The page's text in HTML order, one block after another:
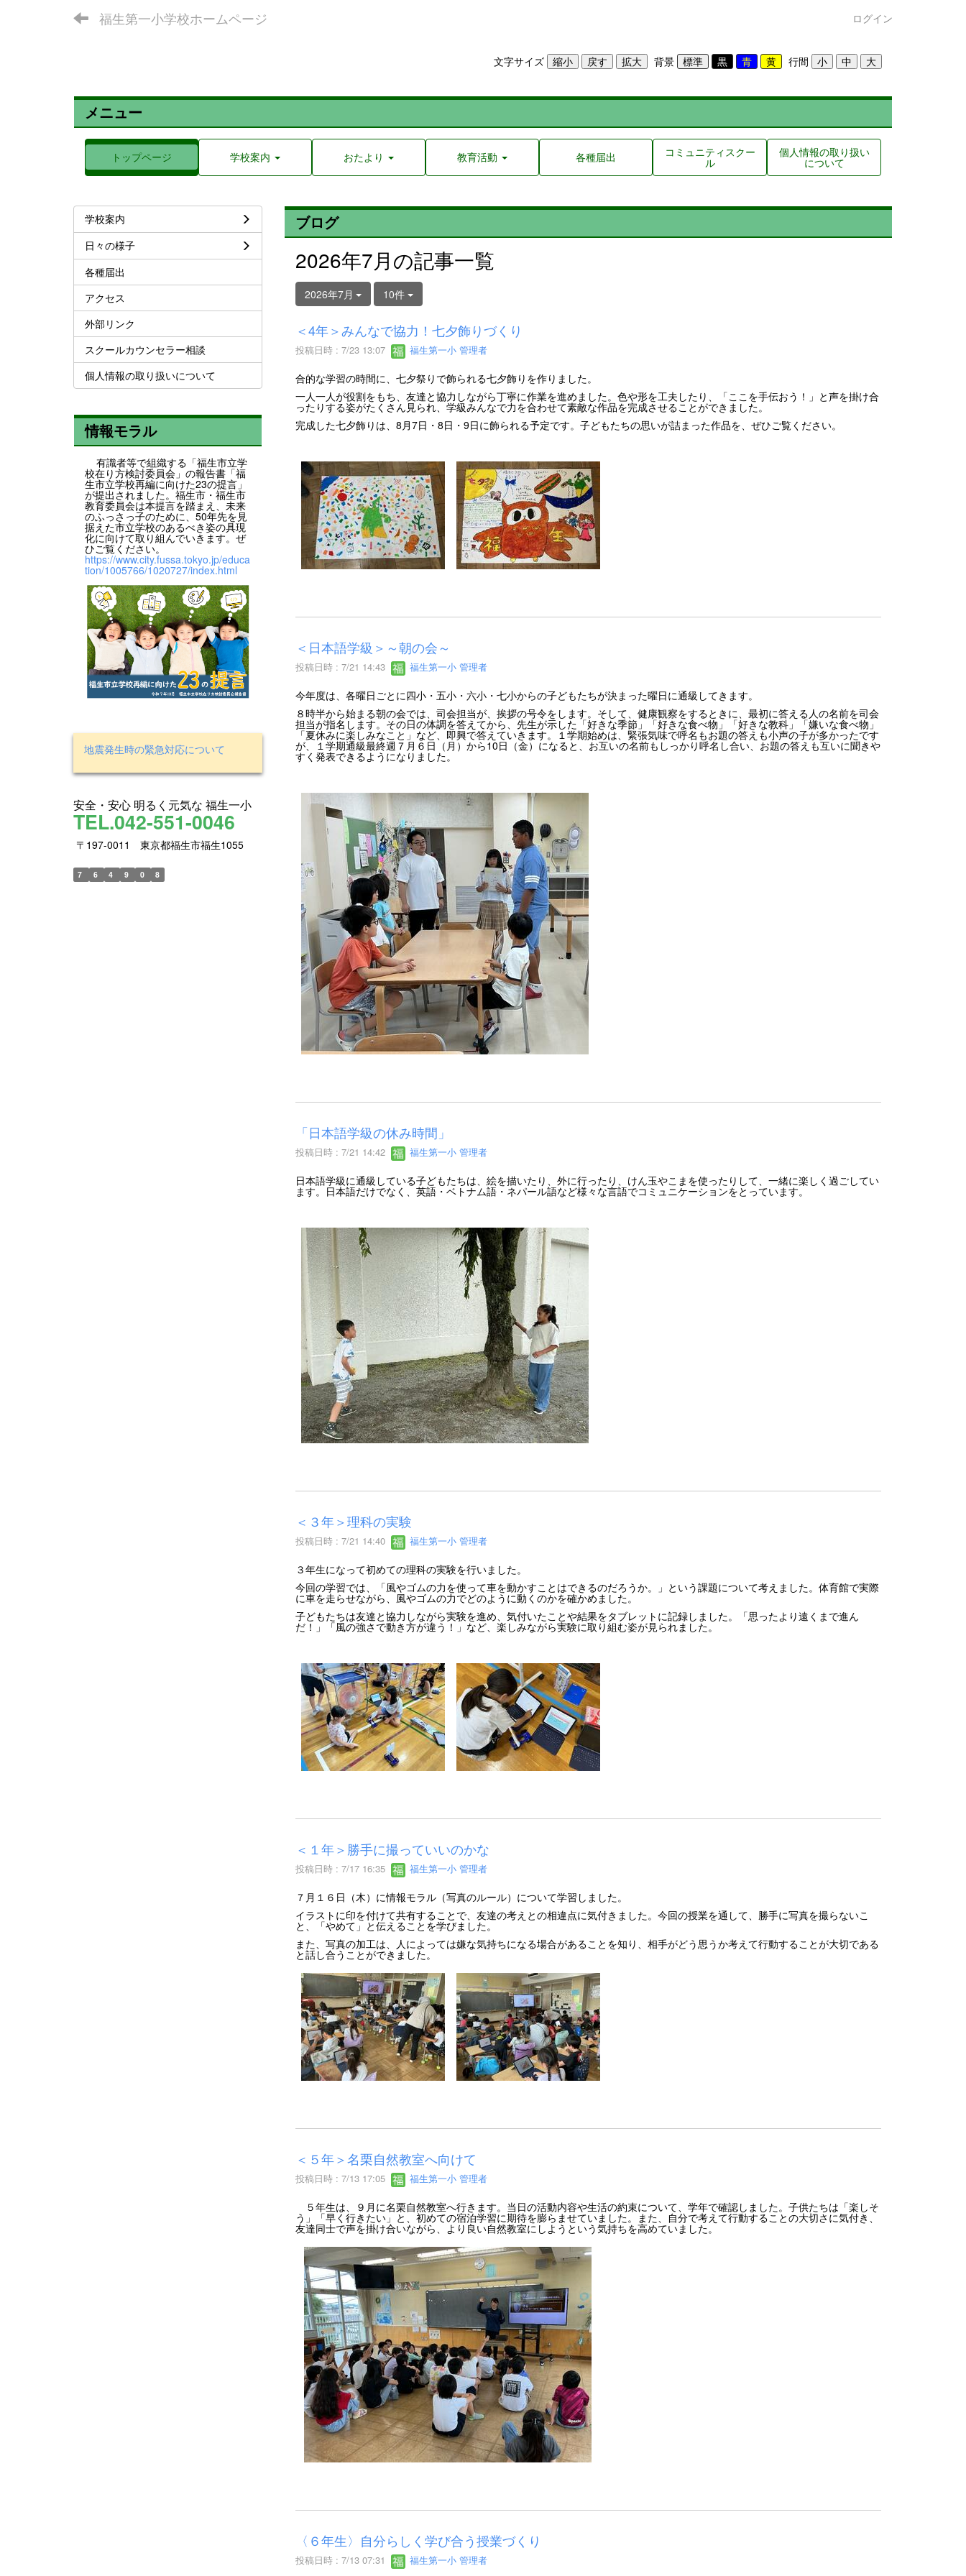
福生第一小学校ホームページ ログイン
文字サイズ 背景 行間
メニュー
トップページ 学校案内 おたより 教育活動 各種届出 コミュニティスクー
ル
個人情報の取り扱い
について
ブログ
2026年7月の記事一覧
2026年7月 10件
＜4年＞みんなで協力！七夕飾りづくり
投稿日時 : 7/23 13:07 福生第一小 管理者
合的な学習の時間に、七夕祭りで飾られる七夕飾りを作りました。
一人一人が役割をもち、友達と協力しながら丁寧に作業を進めました。色や形を工夫したり、「ここを手伝おう！」と声を掛け合
ったりする姿がたくさん見られ、学級みんなで力を合わせて素敵な作品を完成させることができました。
完成した七夕飾りは、8月7日・8日・9日に飾られる予定です。子どもたちの思いが詰まった作品を、ぜひご覧ください。
＜日本語学級＞～朝の会～
投稿日時 : 7/21 14:43 福生第一小 管理者
今年度は、各曜日ごとに四小・五小・六小・七小からの子どもたちが決まった曜日に通級してきます。
８時半から始まる朝の会では、司会担当が、挨拶の号令をします。そして、健康観察をするときに、最初に答える人の名前を司会
担当が指名します。その日の体調を答えてから、先生が示した「好きな季節」「好きな食べ物」「好きな教科」「嫌いな食べ物」
「夏休みに楽しみなこと」など、即興で答えていきます。１学期始めは、緊張気味で呼名もお題の答えも小声の子が多かったです
が、１学期通級最終週７月６日（月）から10日（金）になると、お互いの名前もしっかり呼名し合い、お題の答えも互いに聞きや
すく発表できるようになりました。
「日本語学級の休み時間」
投稿日時 : 7/21 14:42 福生第一小 管理者
日本語学級に通級している子どもたちは、絵を描いたり、外に行ったり、けん玉やこまを使ったりして、一緒に楽しく過ごしてい
ます。日本語だけでなく、英語・ベトナム語・ネパール語など様々な言語でコミュニケーションをとっています。
＜３年＞理科の実験
投稿日時 : 7/21 14:40 福生第一小 管理者
３年生になって初めての理科の実験を行いました。
今回の学習では、「風やゴムの力を使って車を動かすことはできるのだろうか。」という課題について考えました。体育館で実際
に車を走らせながら、風やゴムの力でどのように動くのかを確かめました。
子どもたちは友達と協力しながら実験を進め、気付いたことや結果をタブレットに記録しました。「思ったより遠くまで進ん
だ！」「風の強さで動き方が違う！」など、楽しみながら実験に取り組む姿が見られました。
＜１年＞勝手に撮っていいのかな
投稿日時 : 7/17 16:35 福生第一小 管理者
７月１６日（木）に情報モラル（写真のルール）について学習しました。
イラストに印を付けて共有することで、友達の考えとの相違点に気付きました。今回の授業を通して、勝手に写真を撮らないこ
と、「やめて」と伝えることを学びました。
また、写真の加工は、人によっては嫌な気持ちになる場合があることを知り、相手がどう思うか考えて行動することが大切である
と話し合うことができました。
＜５年＞名栗自然教室へ向けて
投稿日時 : 7/13 17:05 福生第一小 管理者
５年生は、９月に名栗自然教室へ行きます。当日の活動内容や生活の約束について、学年で確認しました。子供たちは「楽しそ
う」「早く行きたい」と、初めての宿泊学習に期待を膨らませていました。また、自分で考えて行動することの大切さに気付き、
友達同士で声を掛け合いながら、より良い自然教室にしようという気持ちを高めていました。
〈６年生〉自分らしく学び合う授業づくり
投稿日時 : 7/13 07:31 福生第一小 管理者
学校案内
日々の様子
各種届出
アクセス
外部リンク
スクールカウンセラー相談
個人情報の取り扱いについて
情報モラル
有識者等で組織する「福生市立学
校在り方検討委員会」の報告書「福
生市立学校再編に向けた23の提言」
が提出されました。福生市・福生市
教育委員会は本提言を踏まえ、未来
のふっさっ子のために、50年先を見
据えた市立学校のあるべき姿の具現
化に向けて取り組んでいきます。ぜ
ひご覧ください。
https://www.city.fussa.tokyo.jp/educa
tion/1005766/1020727/index.html
地震発生時の緊急対応について
安全・安心 明るく元気な 福生一小
TEL.042-551-0046
〒197-0011 東京都福生市福生1055
7 6 4 9 0 8